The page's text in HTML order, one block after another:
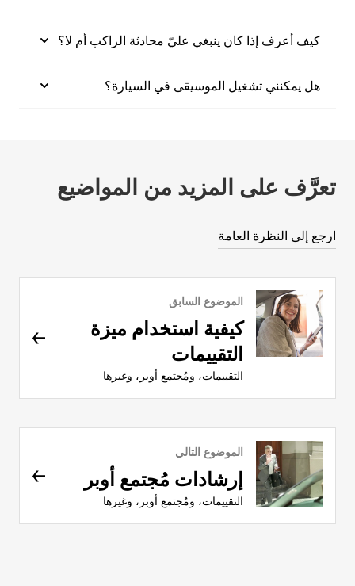
كيف أعرف إذا كان ينبغي عليّ محادثة الراكب أم لا؟
هل يمكنني تشغيل الموسيقى في السيارة؟
تعرَّف على المزيد من المواضيع
ارجع إلى النظرة العامة
الموضوع السابق
كيفية استخدام ميزة
التقييمات
التقييمات، ومُجتمع أوبر، وغيرها
الموضوع التالي
إرشادات مُجتمع أوبر
التقييمات، ومُجتمع أوبر، وغيرها